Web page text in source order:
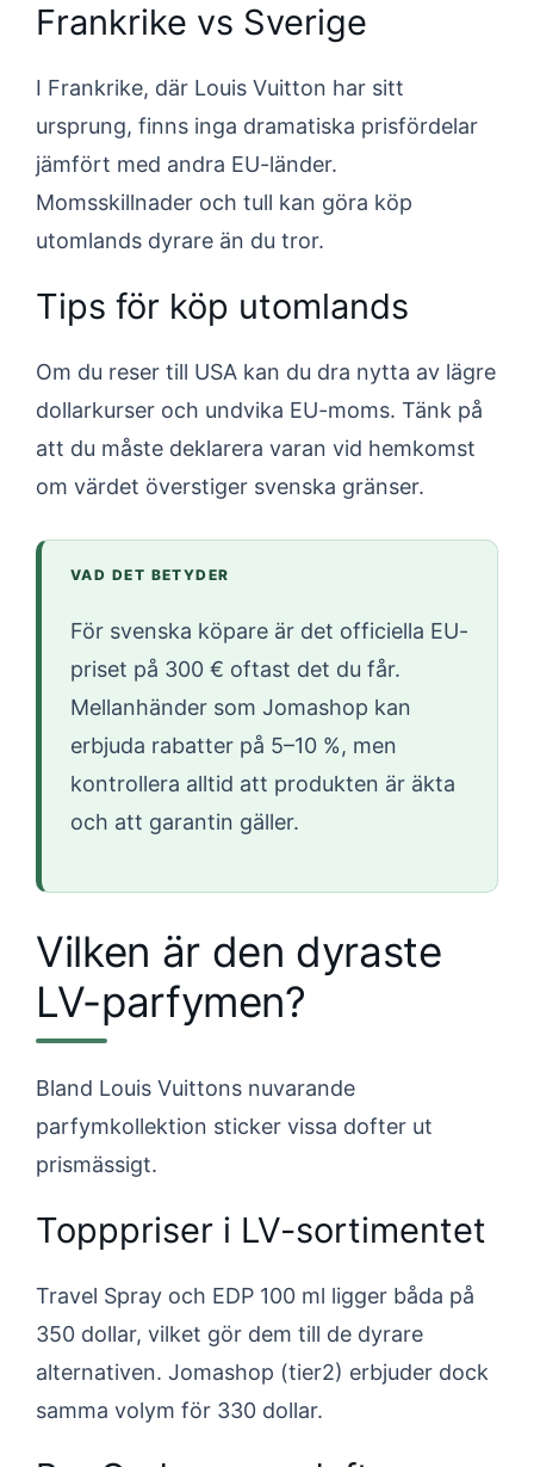
Frankrike vs Sverige
I Frankrike, där Louis Vuitton har sitt
ursprung, finns inga dramatiska prisfördelar
jämfört med andra EU-länder.
Momsskillnader och tull kan göra köp
utomlands dyrare än du tror.
Tips för köp utomlands
Om du reser till USA kan du dra nytta av lägre
dollarkurser och undvika EU-moms. Tänk på
att du måste deklarera varan vid hemkomst
om värdet överstiger svenska gränser.
VAD DET BETYDER
För svenska köpare är det officiella EU-
priset på 300 € oftast det du får.
Mellanhänder som Jomashop kan
erbjuda rabatter på 5–10 %, men
kontrollera alltid att produkten är äkta
och att garantin gäller.
Vilken är den dyraste
LV-parfymen?
Bland Louis Vuittons nuvarande
parfymkollektion sticker vissa dofter ut
prismässigt.
Topppriser i LV-sortimentet
Travel Spray och EDP 100 ml ligger båda på
350 dollar, vilket gör dem till de dyrare
alternativen. Jomashop (tier2) erbjuder dock
samma volym för 330 dollar.